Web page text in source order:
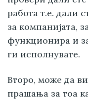
работа т.е. дали
за компанијата,
функционира и
ги исполнувате.
Второ, може да
прашања за тоа